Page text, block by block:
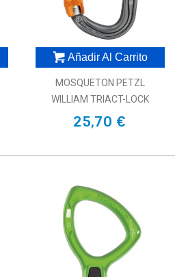
Añadir Al Carrito
MOSQUETON PETZL
WILLIAM TRIACT-LOCK
25,70 €